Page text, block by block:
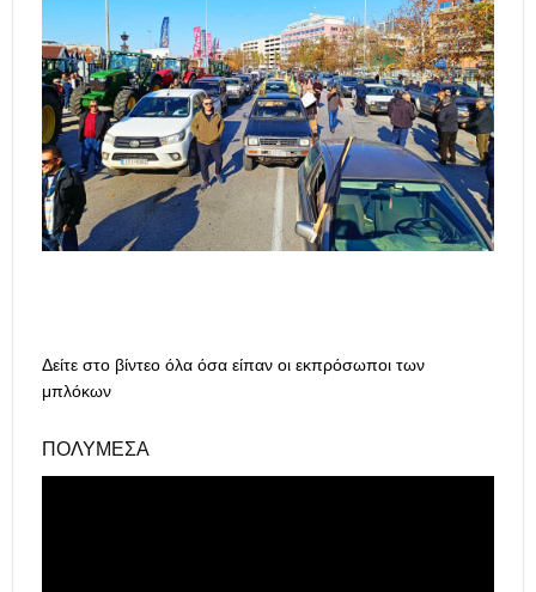
Δείτε στο βίντεο όλα όσα είπαν οι εκπρόσωποι των
μπλόκων
ΠΟΛΥΜΈΣΑ